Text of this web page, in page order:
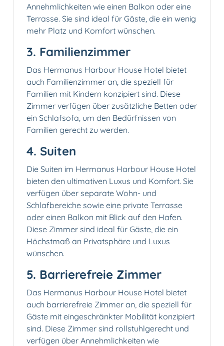
Annehmlichkeiten wie einen Balkon oder eine
Terrasse. Sie sind ideal für Gäste, die ein wenig
mehr Platz und Komfort wünschen.
3. Familienzimmer
Das Hermanus Harbour House Hotel bietet
auch Familienzimmer an, die speziell für
Familien mit Kindern konzipiert sind. Diese
Zimmer verfügen über zusätzliche Betten oder
ein Schlafsofa, um den Bedürfnissen von
Familien gerecht zu werden.
4. Suiten
Die Suiten im Hermanus Harbour House Hotel
bieten den ultimativen Luxus und Komfort. Sie
verfügen über separate Wohn- und
Schlafbereiche sowie eine private Terrasse
oder einen Balkon mit Blick auf den Hafen.
Diese Zimmer sind ideal für Gäste, die ein
Höchstmaß an Privatsphäre und Luxus
wünschen.
5. Barrierefreie Zimmer
Das Hermanus Harbour House Hotel bietet
auch barrierefreie Zimmer an, die speziell für
Gäste mit eingeschränkter Mobilität konzipiert
sind. Diese Zimmer sind rollstuhlgerecht und
verfügen über Annehmlichkeiten wie